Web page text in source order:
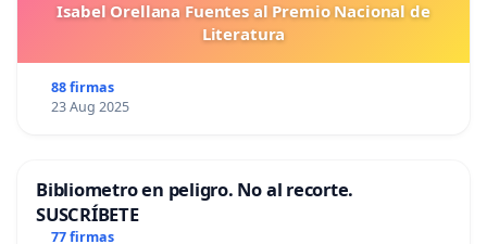
Isabel Orellana Fuentes al Premio Nacional de
Literatura
88 firmas
23 Aug 2025
Bibliometro en peligro. No al recorte.
SUSCRÍBETE
77 firmas